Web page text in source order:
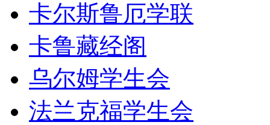
卡尔斯鲁厄学联
卡鲁藏经阁
乌尔姆学生会
法兰克福学生会